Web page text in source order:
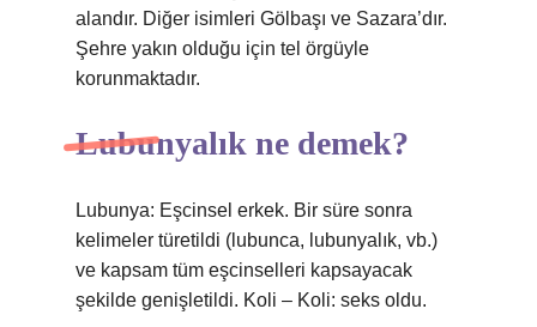
alandır. Diğer isimleri Gölbaşı ve Sazara’dır.
Şehre yakın olduğu için tel örgüyle
korunmaktadır.
Lubunyalık ne demek?
Lubunya: Eşcinsel erkek. Bir süre sonra
kelimeler türetildi (lubunca, lubunyalık, vb.)
ve kapsam tüm eşcinselleri kapsayacak
şekilde genişletildi. Koli – Koli: seks oldu.